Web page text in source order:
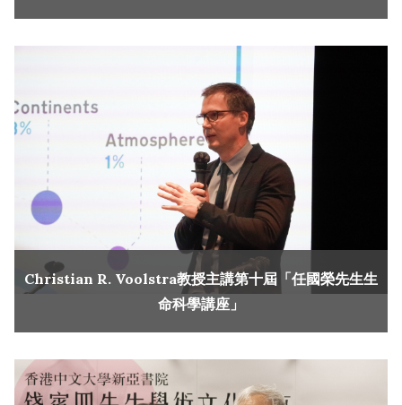
Christian R. Voolstra教授主講第十屆「任國榮先生生
命科學講座」